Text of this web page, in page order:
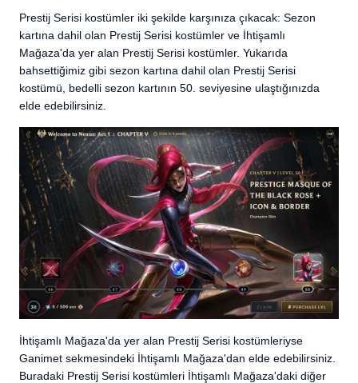
Prestij Serisi kostümler iki şekilde karşınıza çıkacak: Sezon
kartına dahil olan Prestij Serisi kostümler ve İhtişamlı
Mağaza'da yer alan Prestij Serisi kostümler. Yukarıda
bahsettiğimiz gibi sezon kartına dahil olan Prestij Serisi
kostümü, bedelli sezon kartının 50. seviyesine ulaştığınızda
elde edebilirsiniz.
İhtişamlı Mağaza'da yer alan Prestij Serisi kostümleriyse
Ganimet sekmesindeki İhtişamlı Mağaza'dan elde edebilirsiniz.
Buradaki Prestij Serisi kostümleri İhtişamlı Mağaza'daki diğer